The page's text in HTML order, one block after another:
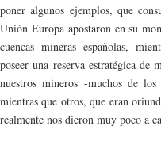
poner algunos ejemplos, que
Unión Europa apostaron en su
cuencas mineras españolas,
poseer una reserva estratégica
nuestros mineros -muchos de
mientras que otros, que eran
realmente nos dieron muy poco a